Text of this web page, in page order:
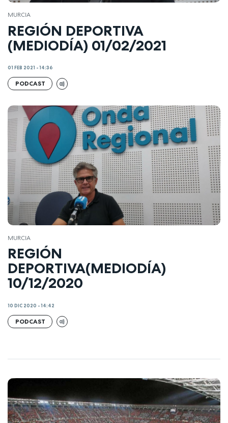
MURCIA
REGIÓN DEPORTIVA
(MEDIODÍA) 01/02/2021
01 FEB 2021 - 14:36
PODCAST
MURCIA
REGIÓN
DEPORTIVA(MEDIODÍA)
10/12/2020
10 DIC 2020 - 14:42
PODCAST